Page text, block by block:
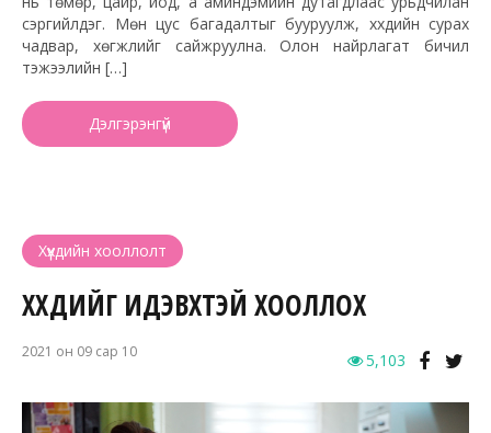
сэргийлдэг. Мөн цус багадалтыг бууруулж, хүүхдийн сурах
чадвар, хөгжлийг сайжруулна. Олон найрлагат бичил
тэжээлийн […]
Дэлгэрэнгүй
Хүүхдийн хооллолт
ХҮҮХДИЙГ ИДЭВХТЭЙ ХООЛЛОХ
2021 он 09 сар 10 5,103